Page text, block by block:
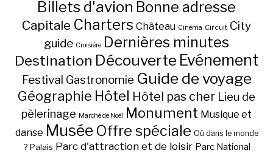
Billets d'avion Bonne adresse
Capitale Charters Château Cinéma Circuit City
guide Croisière Dernières minutes
Destination Découverte Evénement
Festival Gastronomie Guide de voyage
Géographie Hôtel Hôtel pas cher Lieu de
pèlerinage Marché de Noël Monument Musique et
danse Musée Offre spéciale Où dans le monde
? Palais Parc d'attraction et de loisir Parc National